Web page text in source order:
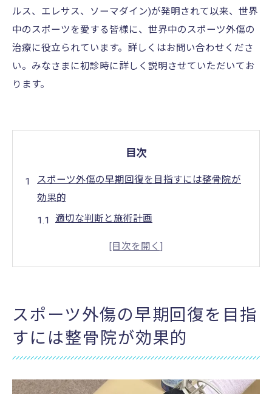
ルス、エレサス、ソーマダイン)が発明されて以来、世界
中のスポーツを愛する皆様に、世界中のスポーツ外傷の
治療に役立られています。詳しくはお問い合わせくださ
い。みなさまに初診時に詳しく説明させていただいてお
ります。
目次
スポーツ外傷の早期回復を目指すには整骨院が
効果的
適切な判断と施術計画
リハビリテーションの重要性
アスリートにおすすめの整骨院
甲賀市、伊賀市で信頼の整骨院スポーツ外傷の
最新治療法
地域密着の整骨院選び
スポーツ外傷の早期回復を目指
すには整骨院が効果的